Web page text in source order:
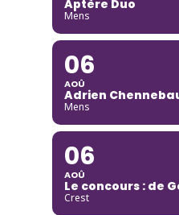
Aptère Duo
Mens
06
AOÛ
Adrien
Mens
06
AOÛ
Le concours : de
Crest